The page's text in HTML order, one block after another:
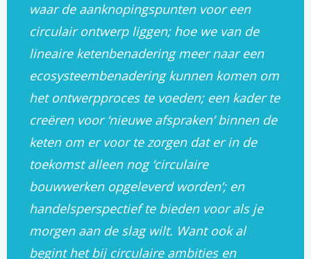
waar de aanknopingspunten voor een
circulair ontwerp liggen; hoe we van de
lineaire ketenbenadering meer naar een
ecosysteembenadering kunnen komen om
het ontwerpproces te voeden; een kader te
creëren voor ‘nieuwe afspraken’ binnen de
keten om er voor te zorgen dat er in de
toekomst alleen nog ‘circulaire
bouwwerken opgeleverd worden’; en
handelsperspectief te bieden voor als je
morgen aan de slag wilt. Want ook al
begint het bij circulaire ambities en